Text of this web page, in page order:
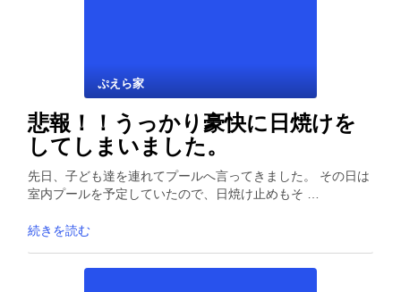
ぷえら家
悲報！！うっかり豪快に日焼けを
してしまいました。
先日、子ども達を連れてプールへ言ってきました。 その日は
室内プールを予定していたので、日焼け止めもそ …
続きを読む